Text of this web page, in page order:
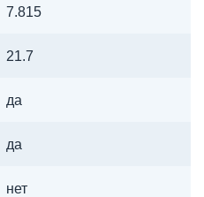
7.815
21.7
да
да
нет